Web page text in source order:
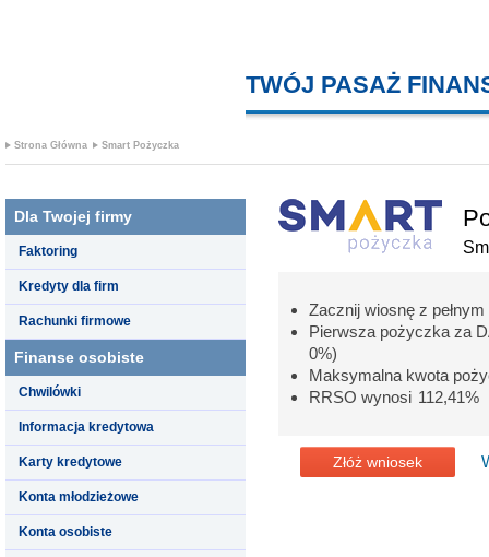
TWÓJ PASAŻ
Strona Główna Smart Pożyczka
Dla Twojej firmy
Faktoring
Kredyty dla firm
Rachunki firmowe
Finanse osobiste
Chwilówki
Informacja kredytowa
Karty kredytowe
Konta młodzieżowe
Konta osobiste
Zacznij wiosnę z
Pierwsza pożyczka za
0%)
Maksymalna kwota
RRSO wynosi 112,41%
Złóż wniosek